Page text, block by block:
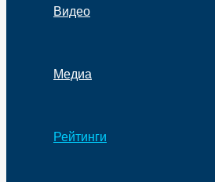
Видео
Медиа
Рейтинги